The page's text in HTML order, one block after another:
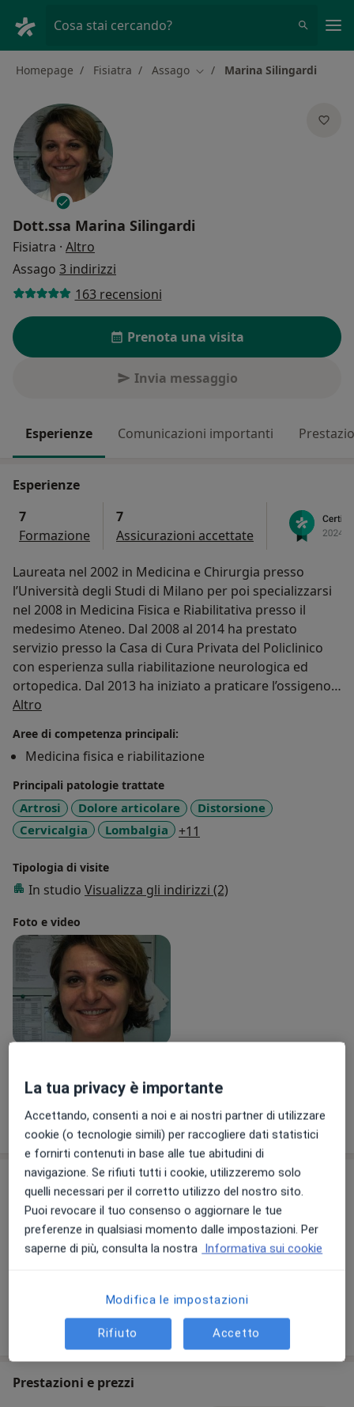
Cosa stai cercando?
Homepage Fisiatra Assago Cambia città
Marina Silingardi
Dott.ssa Marina Silingardi
Fisiatra · Altro
Assago 3 indirizzi
163 recensioni
Prenota una visita
Invia messaggio
Esperienze Comunicazioni importanti
Esperienze
7
Formazione
7
Assicurazioni accettate
Laureata nel 2002 in Medicina e Chirurgia presso
l’Università degli Studi di Milano per poi specializzarsi
nel 2008 in Medicina Fisica e Riabilitativa presso il
medesimo Ateneo. Dal 2008 al 2014 ha prestato
servizio presso la Casa di Cura Privata del Policlinico
con esperienza sulla riabilitazione neurologica ed
ortopedica. Dal 2013 ha iniziato a praticare l’ossigeno-
ozono terapia per le patologie del rachide e muscolo-
come medico specialista in Medicina Fisica e
Riabilitazione nel reparto di Medicina Riabilitativa I
dell’IRCCS Galeazzi di Milano.
Altro
Aree di competenza principali:
Medicina fisica e riabilitazione
Principali patologie trattate
Artrosi Dolore articolare
Distorsione
Cervicalgia
Lombalgia +11
Tipologia di visite
In studio Visualizza gli indirizzi (2)
Foto e video
Mostra dettagli
sull'esperienza
Comunicazioni importanti
Dott.ssa Marina Silingardi
Via Fontana 18, Milano 20122
Per confermare la prenotazione è necessario
30/03/2023
Prestazioni e prezzi
La tua privacy è importante
Accettando, consenti a noi e ai nostri partner di utilizzare
cookie (o tecnologie simili) per raccogliere dati statistici
e fornirti contenuti in base alle tue abitudini di
navigazione. Se rifiuti tutti i cookie, utilizzeremo solo
quelli necessari per il corretto utilizzo del nostro sito.
Puoi revocare il tuo consenso o aggiornare le tue
preferenze in qualsiasi momento dalle impostazioni. Per
saperne di più, consulta la nostra Informativa sui cookie
Modifica le impostazioni
Rifiuto Accetto